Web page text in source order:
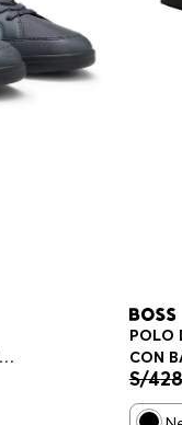
POLO
CON
S/428